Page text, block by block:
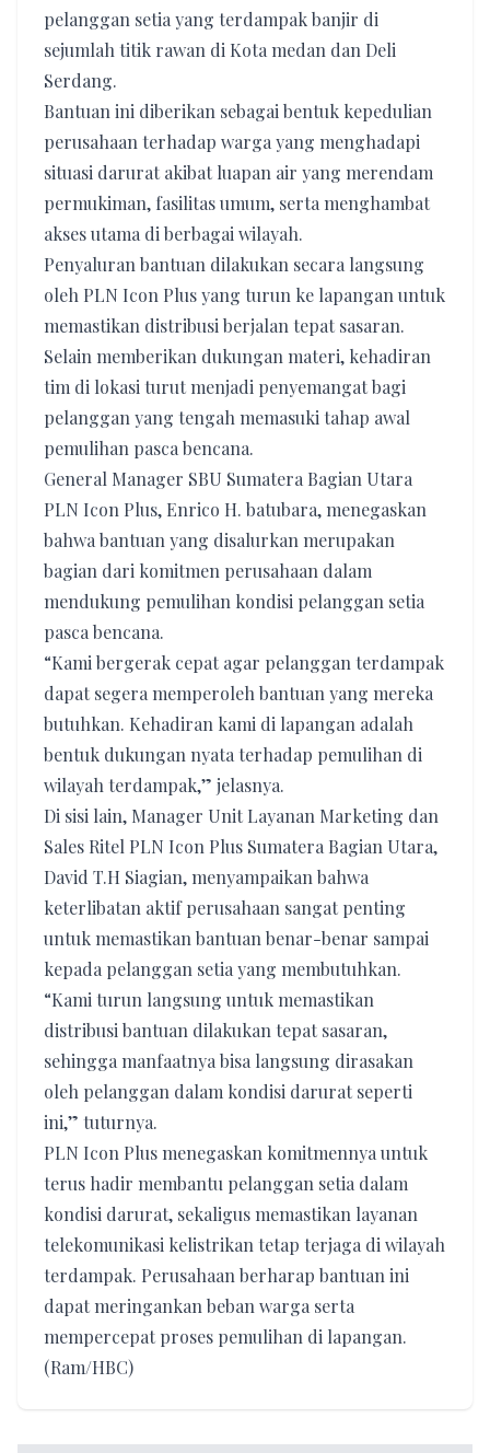
pelanggan setia yang terdampak banjir di
sejumlah titik rawan di Kota medan dan Deli
Serdang.
Bantuan ini diberikan sebagai bentuk kepedulian
perusahaan terhadap warga yang menghadapi
situasi darurat akibat luapan air yang merendam
permukiman, fasilitas umum, serta menghambat
akses utama di berbagai wilayah.
Penyaluran bantuan dilakukan secara langsung
oleh PLN Icon Plus yang turun ke lapangan untuk
memastikan distribusi berjalan tepat sasaran.
Selain memberikan dukungan materi, kehadiran
tim di lokasi turut menjadi penyemangat bagi
pelanggan yang tengah memasuki tahap awal
pemulihan pasca bencana.
General Manager SBU Sumatera Bagian Utara
PLN Icon Plus, Enrico H. batubara, menegaskan
bahwa bantuan yang disalurkan merupakan
bagian dari komitmen perusahaan dalam
mendukung pemulihan kondisi pelanggan setia
pasca bencana.
“Kami bergerak cepat agar pelanggan terdampak
dapat segera memperoleh bantuan yang mereka
butuhkan. Kehadiran kami di lapangan adalah
bentuk dukungan nyata terhadap pemulihan di
wilayah terdampak,” jelasnya.
Di sisi lain, Manager Unit Layanan Marketing dan
Sales Ritel PLN Icon Plus Sumatera Bagian Utara,
David T.H Siagian, menyampaikan bahwa
keterlibatan aktif perusahaan sangat penting
untuk memastikan bantuan benar-benar sampai
kepada pelanggan setia yang membutuhkan.
“Kami turun langsung untuk memastikan
distribusi bantuan dilakukan tepat sasaran,
sehingga manfaatnya bisa langsung dirasakan
oleh pelanggan dalam kondisi darurat seperti
ini,” tuturnya.
PLN Icon Plus menegaskan komitmennya untuk
terus hadir membantu pelanggan setia dalam
kondisi darurat, sekaligus memastikan layanan
telekomunikasi kelistrikan tetap terjaga di wilayah
terdampak. Perusahaan berharap bantuan ini
dapat meringankan beban warga serta
mempercepat proses pemulihan di lapangan.
(Ram/HBC)